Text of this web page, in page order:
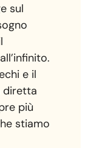
sul
e il
diretta
più
stiamo